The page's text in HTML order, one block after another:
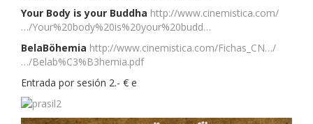
Your Body is your Buddha http://www.cinemistica.com/
…/Your%20body%20is%20your%20budd…
BelaBöhemia http://www.cinemistica.com/Fichas_CN…/
…/Belab%C3%B3hemia.pdf
Entrada por sesión 2.- € e